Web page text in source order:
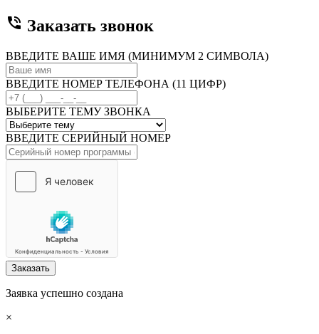
phone_in_talk Заказать звонок
ВВЕДИТЕ ВАШЕ ИМЯ (МИНИМУМ 2 СИМВОЛА)
ВВЕДИТЕ НОМЕР ТЕЛЕФОНА (11 ЦИФР)
ВЫБЕРИТЕ ТЕМУ ЗВОНКА
ВВЕДИТЕ СЕРИЙНЫЙ НОМЕР
Заказать
Заявка успешно создана
×